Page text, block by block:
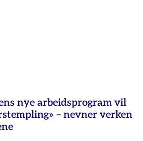
nye arbeidsprogram vil
– nevner verken